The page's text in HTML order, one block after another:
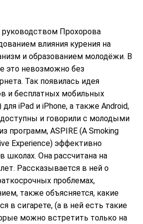
руководством Прохорова
влияния курения на
и образованием молодёжи. В
это невозможно без
Так появилась идея
и бесплатных мобильных
iPad и iPhone, а также Android,
и говорили с молодыми
программ, ASPIRE (A Smoking
Experience) эффективно
школах. Она рассчитана на
Рассказывается в ней о
проблемах,
также объясняется, какие
в сигарете, (а в ней есть такие
можно встретить только на